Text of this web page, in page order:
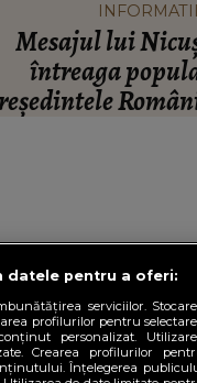
Mesajul lui
întreaga
TERMENI ȘI
datele pentru a oferi:
serviciilor.
profilurilor pentru
personalizat.
Crearea profilurilor
Înțelegerea